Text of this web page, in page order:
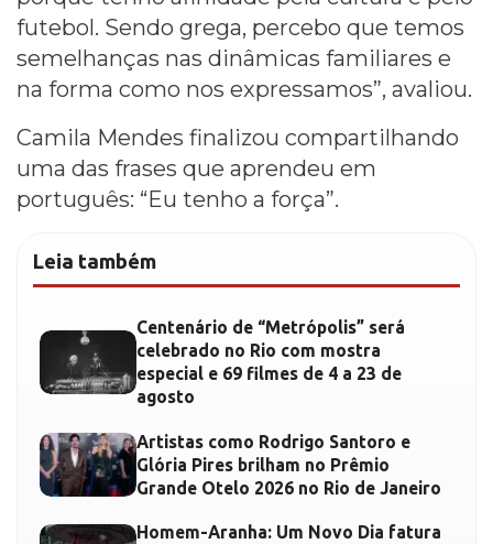
futebol. Sendo grega, percebo que temos
semelhanças nas dinâmicas familiares e
na forma como nos expressamos”, avaliou.
Camila Mendes finalizou compartilhando
uma das frases que aprendeu em
português: “Eu tenho a força”.
Leia também
Centenário de “Metrópolis” será
celebrado no Rio com mostra
especial e 69 filmes de 4 a 23 de
agosto
Artistas como Rodrigo Santoro e
Glória Pires brilham no Prêmio
Grande Otelo 2026 no Rio de Janeiro
Homem-Aranha: Um Novo Dia fatura